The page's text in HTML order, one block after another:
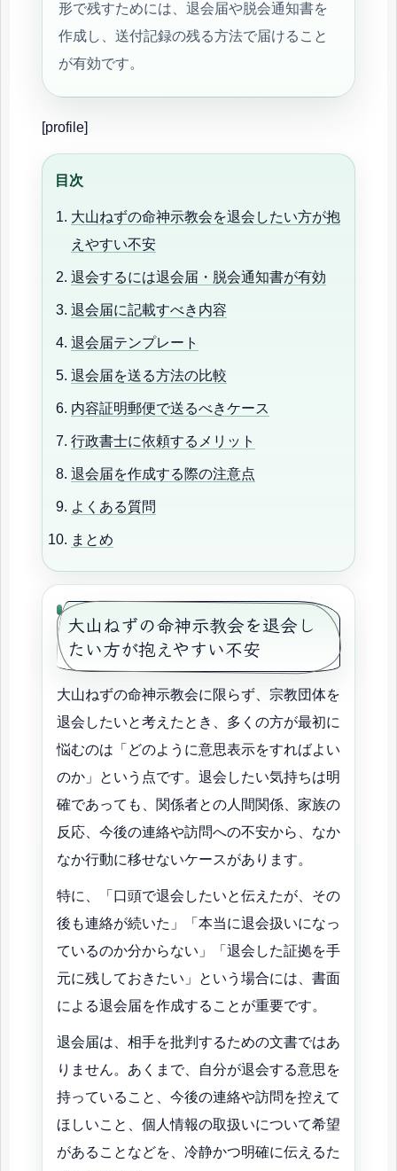
形で残すためには、退会届や脱会通知書を
作成し、送付記録の残る方法で届けること
が有効です。
[profile]
目次
大山ねずの命神示教会を退会したい方が抱
えやすい不安
退会するには退会届・脱会通知書が有効
退会届に記載すべき内容
退会届テンプレート
退会届を送る方法の比較
内容証明郵便で送るべきケース
行政書士に依頼するメリット
退会届を作成する際の注意点
よくある質問
まとめ
大山ねずの命神示教会を退会し
たい方が抱えやすい不安
大山ねずの命神示教会に限らず、宗教団体を
退会したいと考えたとき、多くの方が最初に
悩むのは「どのように意思表示をすればよい
のか」という点です。退会したい気持ちは明
確であっても、関係者との人間関係、家族の
反応、今後の連絡や訪問への不安から、なか
なか行動に移せないケースがあります。
特に、「口頭で退会したいと伝えたが、その
後も連絡が続いた」「本当に退会扱いになっ
ているのか分からない」「退会した証拠を手
元に残しておきたい」という場合には、書面
による退会届を作成することが重要です。
退会届は、相手を批判するための文書ではあ
りません。あくまで、自分が退会する意思を
持っていること、今後の連絡や訪問を控えて
ほしいこと、個人情報の取扱いについて希望
があることなどを、冷静かつ明確に伝えるた